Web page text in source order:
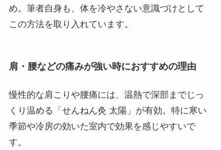
め。筆者自身も、体を冷やさない意識づけとして
この方法を取り入れています。
肩・腰などの痛みが強い時におすすめの理由
慢性的な肩こりや腰痛には、温熱で深部までじっ
くり温める「せんねん灸 太陽」が有効。特に寒い
季節や冷房の効いた室内で効果を感じやすいで
す。